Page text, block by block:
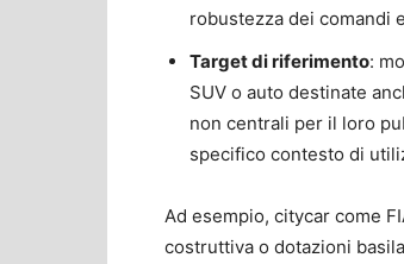
robustezza dei comandi
Target di riferimento:
SUV o auto destinate
non centrali per il loro
specifico contesto di
Ad esempio, citycar come
costruttiva o dotazioni